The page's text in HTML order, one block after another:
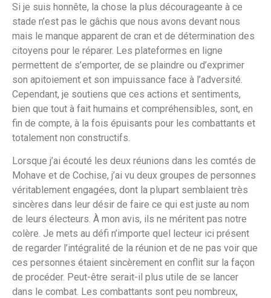
Si je suis honnête, la chose la plus décourageante à ce
stade n’est pas le gâchis que nous avons devant nous
mais le manque apparent de cran et de détermination des
citoyens pour le réparer. Les plateformes en ligne
permettent de s’emporter, de se plaindre ou d’exprimer
son apitoiement et son impuissance face à l’adversité.
Cependant, je soutiens que ces actions et sentiments,
bien que tout à fait humains et compréhensibles, sont, en
fin de compte, à la fois épuisants pour les combattants et
totalement non constructifs.
Lorsque j’ai écouté les deux réunions dans les comtés de
Mohave et de Cochise, j’ai vu deux groupes de personnes
véritablement engagées, dont la plupart semblaient très
sincères dans leur désir de faire ce qui est juste au nom
de leurs électeurs. À mon avis, ils ne méritent pas notre
colère. Je mets au défi n’importe quel lecteur ici présent
de regarder l’intégralité de la réunion et de ne pas voir que
ces personnes étaient sincèrement en conflit sur la façon
de procéder. Peut-être serait-il plus utile de se lancer
dans le combat. Les combattants sont peu nombreux,